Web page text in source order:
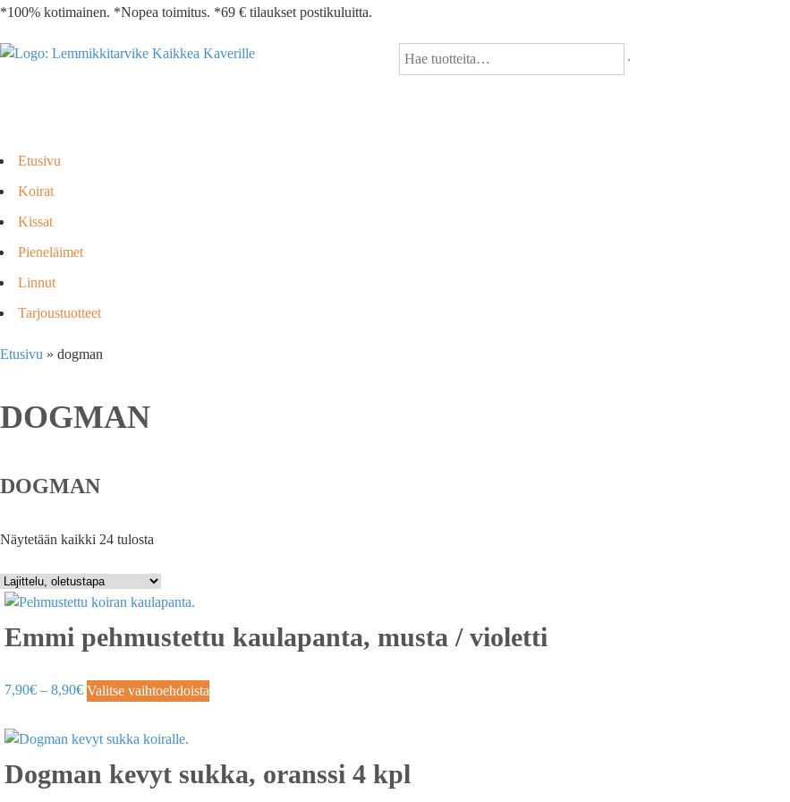
*100% kotimainen. *Nopea toimitus. *69 € tilaukset postikuluitta.
Etusivu
Koirat
Kissat
Pieneläimet
Linnut
Tarjoustuotteet
Etusivu » dogman
DOGMAN
DOGMAN
Näytetään kaikki 24 tulosta
Emmi pehmustettu kaulapanta, musta / violetti
7,90€ – 8,90€ Valitse vaihtoehdoista
Dogman kevyt sukka, oranssi 4 kpl